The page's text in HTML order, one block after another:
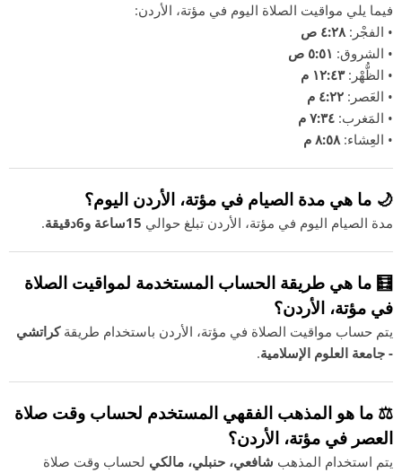
فيما يلي مواقيت الصلاة اليوم في مؤتة، الأردن:
• الفجْر:٤:٢٨ ص
• الشروق: ٥:٥١ ص
• الظُّهْر:١٢:٤٣ م
• العَصر: ٤:٢٢ م
• المَغرب: ٧:٣٤ م
• العِشاء:٨:٥٨ م
🌙 ما هي مدة الصيام في مؤتة، الأردن اليوم؟
مدة الصيام اليوم في مؤتة، الأردن تبلغ حوالي 15ساعة و6دقيقة .
🧮 ما هي طريقة الحساب المستخدمة لمواقيت الصلاة
في مؤتة، الأردن؟
يتم حساب مواقيت الصلاة في مؤتة، الأردن باستخدام طريقةكراتشي
- جامعة العلوم الإسلامية.
⚖️ ما هو المذهب الفقهي المستخدم لحساب وقت صلاة
العصر في مؤتة، الأردن؟
يتم استخدام المذهب شافعي، حنبلي، مالكي لحساب وقت صلاة